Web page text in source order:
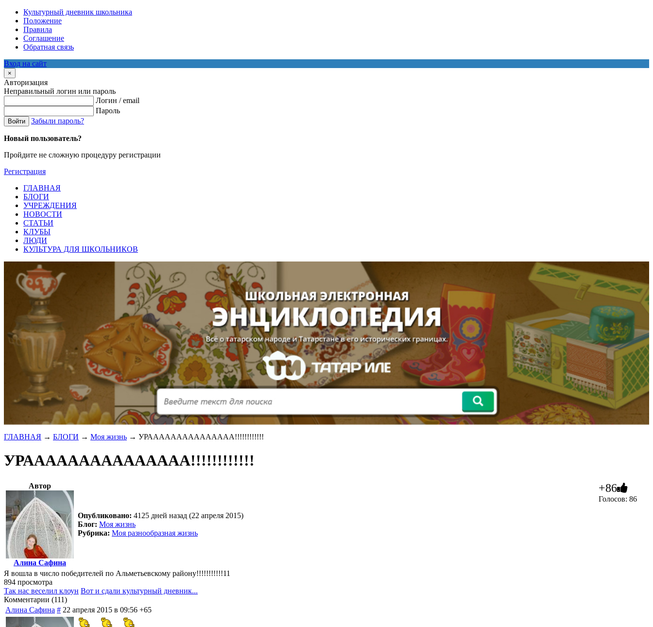
Культурный дневник школьника
Положение
Правила
Соглашение
Обратная связь
Вход на сайт
×
Авторизация
Неправильный логин или пароль
Логин / email
Пароль
Войти Забыли пароль?
Новый пользователь?
Пройдите не сложную процедуру регистрации
Регистрация
ГЛАВНАЯ
БЛОГИ
УЧРЕЖДЕНИЯ
НОВОСТИ
СТАТЬИ
КЛУБЫ
ЛЮДИ
КУЛЬТУРА ДЛЯ ШКОЛЬНИКОВ
ГЛАВНАЯ → БЛОГИ → Моя жизнь → УРААААААААААААААА!!!!!!!!!!!!
УРААААААААААААААА!!!!!!!!!!!!
Автор
Алина Сафина
Опубликовано: 4125 дней назад (22 апреля 2015)
Блог: Моя жизнь
Рубрика: Моя разнообразная жизнь
+86
Голосов: 86
Я вошла в число победителей по Альметьевскому району!!!!!!!!!!!11
894 просмотра
Так нас веселил клоун Вот и сдали культурный дневник...
Комментарии (111)
Алина Сафина # 22 апреля 2015 в 09:56 +65